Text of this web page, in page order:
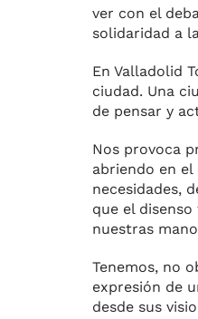
c
e
b
o
o
k
ver con el
solidaridad a
En Valladolid
ciudad. Una
de pensar y
Nos provoca
abriendo en
necesidades,
que el
nuestras
Tenemos, no
expresión de
desde sus